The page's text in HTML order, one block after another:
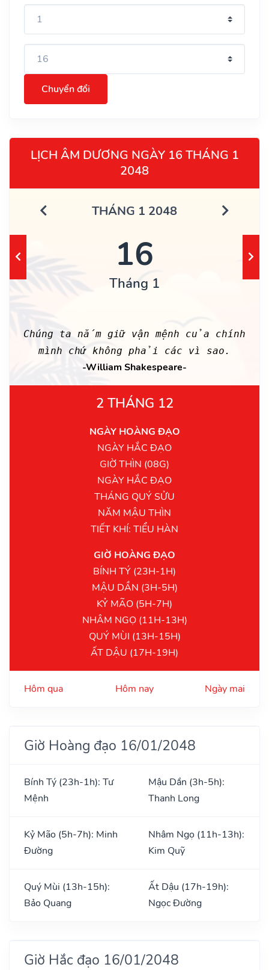
Chuyển đổi
LỊCH ÂM DƯƠNG NGÀY 16 THÁNG 1
2048
THÁNG 1 2048
16
Tháng 1
Chúng ta nắm giữ vận mệnh của chính
mình chứ không phải các vì sao.
-William Shakespeare-
2 THÁNG 12
NGÀY HOÀNG ĐẠO
NGÀY HẮC ĐẠO
GIỜ THÌN (08G)
NGÀY HẮC ĐẠO
THÁNG QUÝ SỬU
NĂM MẬU THÌN
TIẾT KHÍ: TIỂU HÀN
GIỜ HOÀNG ĐẠO
BÍNH TÝ (23H-1H)
MẬU DẦN (3H-5H)
KỶ MÃO (5H-7H)
NHÂM NGỌ (11H-13H)
QUÝ MÙI (13H-15H)
ẤT DẬU (17H-19H)
Hôm qua Hôm nay Ngày mai
Giờ Hoàng đạo 16/01/2048
Bính Tý (23h-1h): Tư
Mệnh
Mậu Dần (3h-5h):
Thanh Long
Kỷ Mão (5h-7h): Minh
Đường
Nhâm Ngọ (11h-13h):
Kim Quỹ
Quý Mùi (13h-15h):
Bảo Quang
Ất Dậu (17h-19h):
Ngọc Đường
Giờ Hắc đạo 16/01/2048